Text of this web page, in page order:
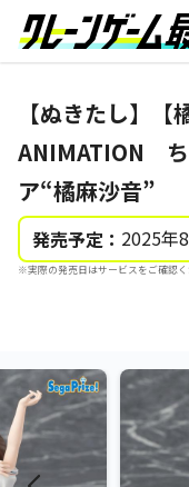
【ぬきたし】
ANIMATION
ア“橘麻沙音”
発売予定： 2025年
※実際の発売日はサービスをご確認く